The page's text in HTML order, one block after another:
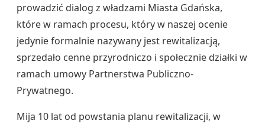
prowadzić dialog z władzami Miasta Gdańska,
które w ramach procesu, który w naszej ocenie
jedynie formalnie nazywany jest rewitalizacją,
sprzedało cenne przyrodniczo i społecznie działki w
ramach umowy Partnerstwa Publiczno-
Prywatnego.
Mija 10 lat od powstania planu rewitalizacji, w